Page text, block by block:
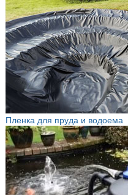
Пленка для пруда и водоема